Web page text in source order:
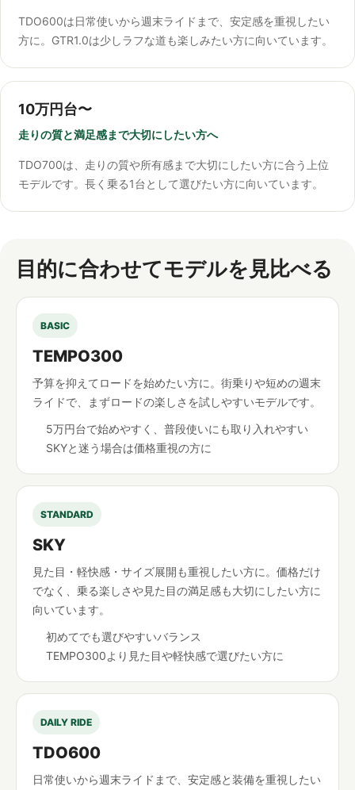
TDO600は日常使いから週末ライドまで、安定感を重視したい
方に。GTR1.0は少しラフな道も楽しみたい方に向いています。
10万円台〜
走りの質と満足感まで大切にしたい方へ
TDO700は、走りの質や所有感まで大切にしたい方に合う上位
モデルです。長く乗る1台として選びたい方に向いています。
目的に合わせてモデルを見比べる
BASIC
TEMPO300
予算を抑えてロードを始めたい方に。街乗りや短めの週末
ライドで、まずロードの楽しさを試しやすいモデルです。
5万円台で始めやすく、普段使いにも取り入れやすい
SKYと迷う場合は価格重視の方に
STANDARD
SKY
見た目・軽快感・サイズ展開も重視したい方に。価格だけ
でなく、乗る楽しさや見た目の満足感も大切にしたい方に
向いています。
初めてでも選びやすいバランス
TEMPO300より見た目や軽快感で選びたい方に
DAILY RIDE
TDO600
日常使いから週末ライドまで、安定感と装備を重視したい